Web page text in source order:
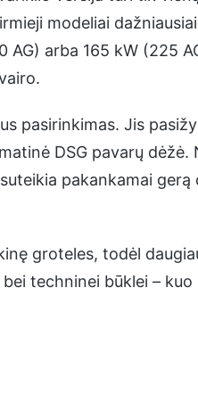
modeliai
AG) arba 165 kW (225
pasirinkimas. Jis
DSG pavarų dėžė.
pakankamai
groteles, todėl
techninei būklei – kuo